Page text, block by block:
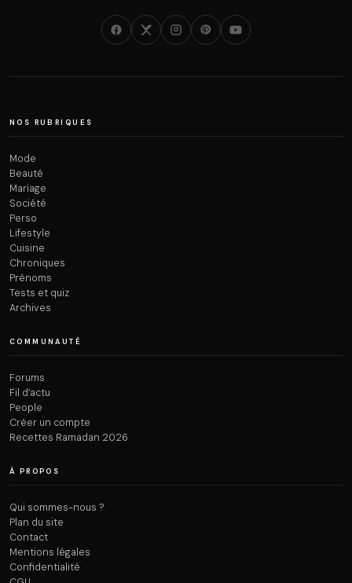
NOS RUBRIQUES
Mode
Beauté
Mariage
Société
Perso
Lifestyle
Cuisine
Chroniques
Prénoms
Tests et quiz
Archives
COMMUNAUTÉ
Forums
Fil d’actu
People
Créer un compte
Recettes Ramadan 2026
À PROPOS
Qui sommes-nous ?
Plan du site
Contact
Mentions légales
Confidentialité